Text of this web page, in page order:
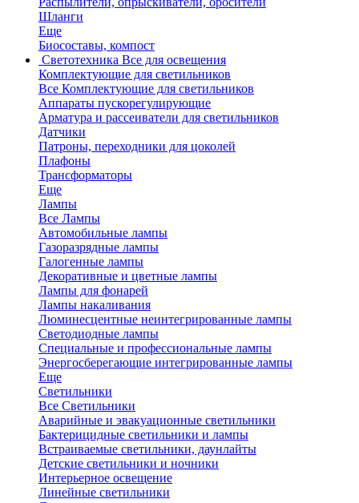
Шланги
Еще
Биосоставы, компост
Светотехника Все для освещения
Комплектующие для светильников
Все Комплектующие для светильников
Аппараты пускорегулирующие
Арматура и рассеиватели для светильников
Датчики
Патроны, переходники для цоколей
Плафоны
Трансформаторы
Еще
Лампы
Все Лампы
Автомобильные лампы
Газоразрядные лампы
Галогенные лампы
Декоративные и цветные лампы
Лампы для фонарей
Лампы накаливания
Люминесцентные неинтегрированные лампы
Светодиодные лампы
Специальные и профессиональные лампы
Энергосберегающие интегрированные лампы
Еще
Светильники
Все Светильники
Аварийные и эвакуационные светильники
Бактерицидные светильники и лампы
Встраиваемые светильники, даунлайты
Детские светильники и ночники
Интерьерное освещение
Линейные светильники